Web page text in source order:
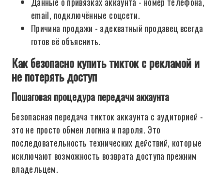
email, подключённые соцсети.
Причина продажи - адекватный продавец всегда
готов её объяснить.
Как безопасно купить тикток с рекламой и
не потерять доступ
Пошаговая процедура передачи аккаунта
Безопасная передача тикток аккаунта с аудиторией -
это не просто обмен логина и пароля. Это
последовательность технических действий, которые
исключают возможность возврата доступа прежним
владельцем.